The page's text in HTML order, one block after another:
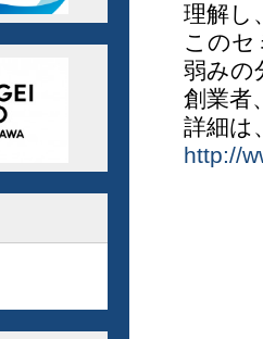
理解し
このセ
弱みの
創業者
詳細は
http://